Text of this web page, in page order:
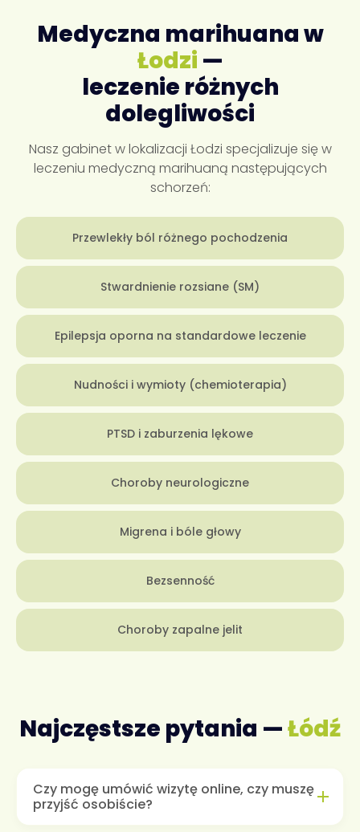
Medyczna marihuana w
Łodzi —
leczenie różnych
dolegliwości
Nasz gabinet w lokalizacji Łodzi specjalizuje się w
leczeniu medyczną marihuaną następujących
schorzeń:
Przewlekły ból różnego pochodzenia
Stwardnienie rozsiane (SM)
Epilepsja oporna na standardowe leczenie
Nudności i wymioty (chemioterapia)
PTSD i zaburzenia lękowe
Choroby neurologiczne
Migrena i bóle głowy
Bezsenność
Choroby zapalne jelit
Najczęstsze pytania —Łódź
Czy mogę umówić wizytę online, czy muszę
przyjść osobiście?